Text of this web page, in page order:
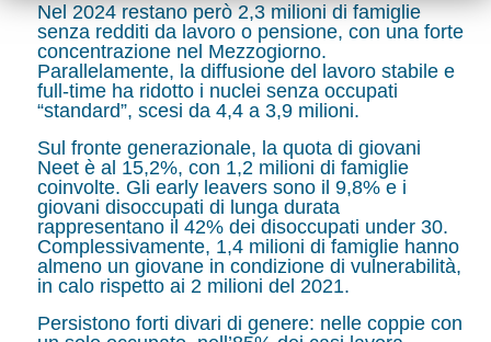
Nel 2024 restano però 2,3 milioni di famiglie
senza redditi da lavoro o pensione, con una forte
concentrazione nel Mezzogiorno.
Parallelamente, la diffusione del lavoro stabile e
full-time ha ridotto i nuclei senza occupati
“standard”, scesi da 4,4 a 3,9 milioni.
Sul fronte generazionale, la quota di giovani
Neet è al 15,2%, con 1,2 milioni di famiglie
coinvolte. Gli early leavers sono il 9,8% e i
giovani disoccupati di lunga durata
rappresentano il 42% dei disoccupati under 30.
Complessivamente, 1,4 milioni di famiglie hanno
almeno un giovane in condizione di vulnerabilità,
in calo rispetto ai 2 milioni del 2021.
Persistono forti divari di genere: nelle coppie con